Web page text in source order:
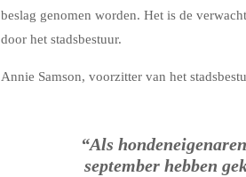
beslag genomen worden. Het is de
door het stadsbestuur.
Annie Samson, voorzitter van het
“Als
september hebben